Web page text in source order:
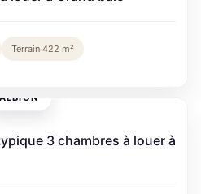
Terrain 422 m²
ALBION
3 chambres à louer à